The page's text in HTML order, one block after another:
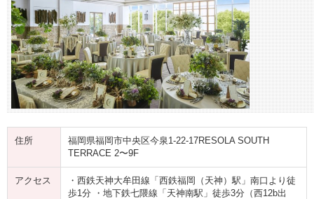
住所
福岡県福岡市中央区今泉1-22-17RESOLA SOUTH
TERRACE 2〜9F
アクセス
・西鉄天神大牟田線「西鉄福岡（天神）駅」南口より徒
歩1分 ・地下鉄七隈線「天神南駅」徒歩3分（西12b出